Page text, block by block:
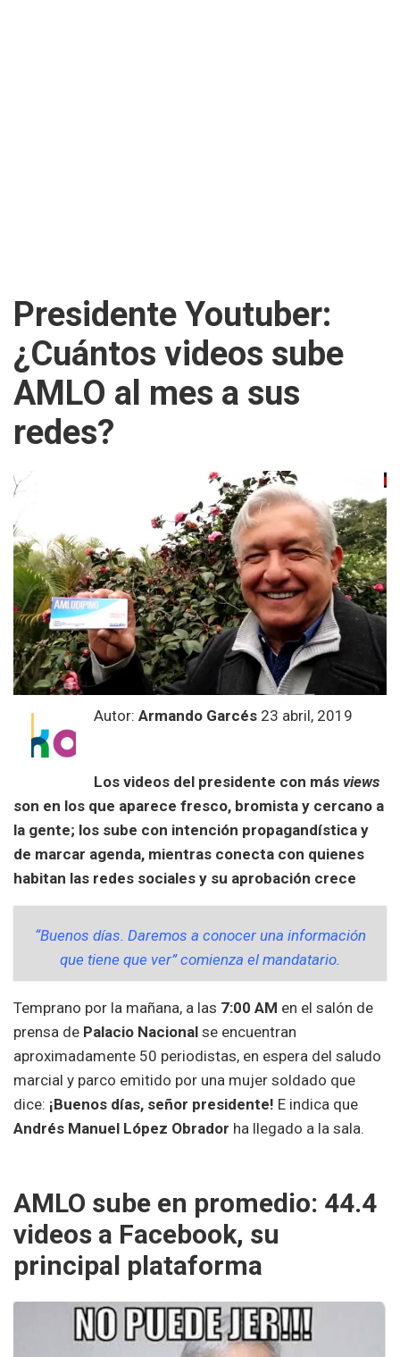
Presidente Youtuber:
¿Cuántos videos sube
AMLO al mes a sus
redes?
Autor: Armando Garcés 23 abril, 2019
Los videos del presidente con más views
son en los que aparece fresco, bromista y cercano a
la gente; los sube con intención propagandística y
de marcar agenda, mientras conecta con quienes
habitan las redes sociales y su aprobación crece
“Buenos días. Daremos a conocer una información
que tiene que ver” comienza el mandatario.
Temprano por la mañana, a las 7:00 AM en el salón de
prensa de Palacio Nacional se encuentran
aproximadamente 50 periodistas, en espera del saludo
marcial y parco emitido por una mujer soldado que
dice: ¡Buenos días, señor presidente! E indica que
Andrés Manuel López Obrador ha llegado a la sala.
AMLO sube en promedio: 44.4
videos a Facebook, su
principal plataforma